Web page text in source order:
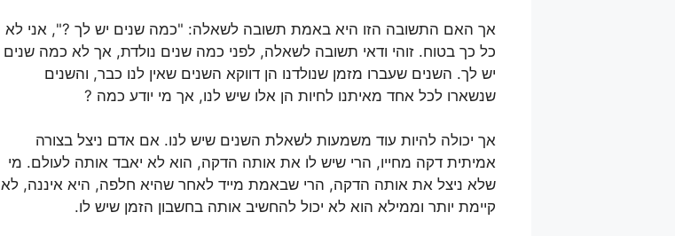
אך האם התשובה הזו היא באמת תשובה לשאלה: "כמה שנים יש לך ?", אני לא
כל כך בטוח. זוהי ודאי תשובה לשאלה, לפני כמה שנים נולדת, אך לא כמה שנים
יש לך. השנים שעברו מזמן שנולדנו הן דווקא השנים שאין לנו כבר, והשנים
שנשארו לכל אחד מאיתנו לחיות הן אלו שיש לנו, אך מי יודע כמה ?
אך יכולה להיות עוד משמעות לשאלת השנים שיש לנו. אם אדם ניצל בצורה
אמיתית דקה מחייו, הרי שיש לו את אותה הדקה, הוא לא יאבד אותה לעולם. מי
שלא ניצל את אותה הדקה, הרי שבאמת מייד לאחר שהיא חלפה, היא איננה, לא
קיימת יותר וממילא הוא לא יכול להחשיב אותה בחשבון הזמן שיש לו.